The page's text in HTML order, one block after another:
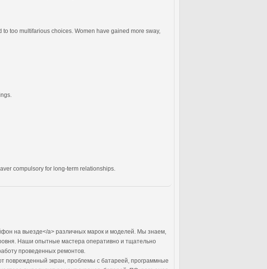
too multifarious choices. Women have gained more sway,
compulsory for long-term relationships.
на выезде</a> различных марок и моделей. Мы знаем,
Наши опытные мастера оперативно и тщательно
проведенных ремонтов.
поврежденный экран, проблемы с батареей, программные